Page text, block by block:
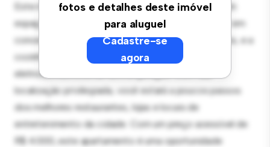
fotos e detalhes deste imóvel
para aluguel
Cadastre-se
agora
Este moderno apartamento de 1 quartos oferece um
espaço de vida elegante e aconchegante. O layout em
conceito aberto é perfeito para receber convidados, e a
cozinha sofisticada está equipada com
eletrodomésticos de última geração. Com sua
localização privilegiada, você estará a poucos passos
dos melhores restaurantes, lojas e locais de
entretenimento da cidade. Com um preço acessível de
R$ 4.000, este apartamento é uma oportunidade